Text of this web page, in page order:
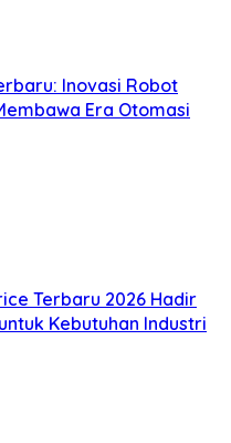
Inovasi Robot
Era Otomasi
Terbaru 2026 Hadir
Kebutuhan Industri